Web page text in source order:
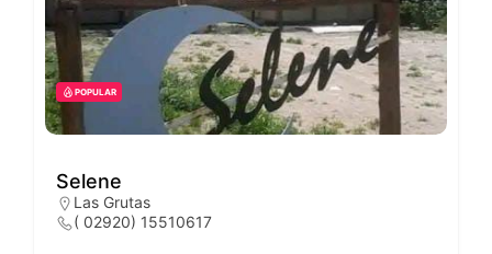
POPULAR
Selene
Las Grutas
( 02920) 15510617